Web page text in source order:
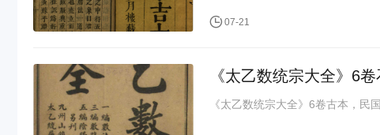
07-21
《太乙数统宗大全》6